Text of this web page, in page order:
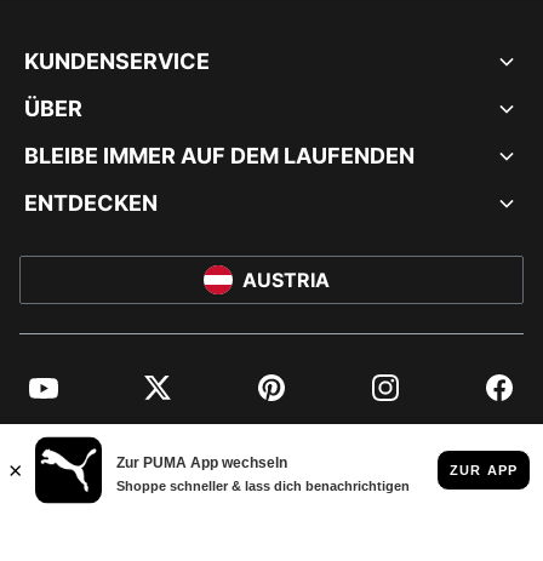
KUNDENSERVICE
ÜBER
BLEIBE IMMER AUF DEM LAUFENDEN
ENTDECKEN
AUSTRIA
YouTube Twitter Pinterest Instagram
© PUMA EUROPE GMBH, 2026. ALLE RECHTE VORBEHALTEN
IMPRESSUM UND RECHTLICHE HINWEISE